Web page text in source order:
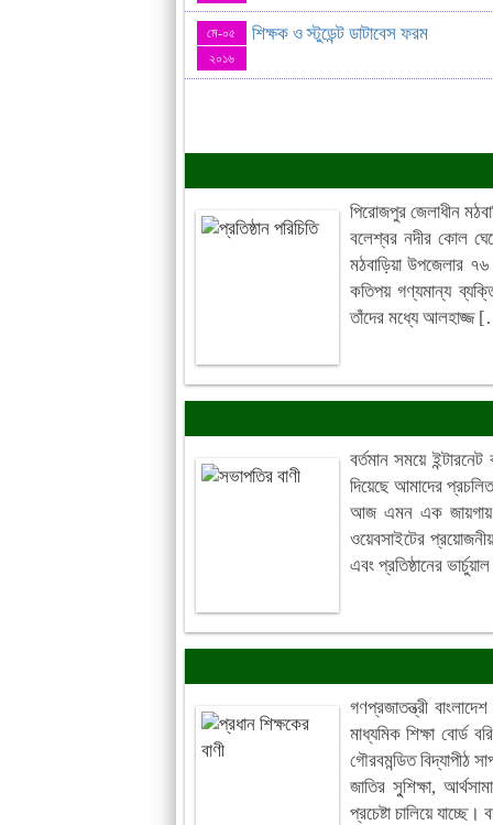
মে-০৫
২০১৬
শিক্ষক ও স্টুডেন্ট ডাটাবেস ফরম
পিরোজপুর জেলাধীন
বলেশ্বর নদীর কোল
মঠবাড়িয়া উপজেলার
কতিপয় গণ্যমান্য
তাঁদের মধ্যে আলহাজ্জ
বর্তমান সময়ে
দিয়েছে আমাদের
আজ এমন এক জায়গায়
ওয়েবসাইটের
এবং প্রতিষ্ঠানের
গণপ্রজাতন্ত্রী
মাধ্যমিক শিক্ষা বোর্ড
গৌরবমন্ডিত বিদ্যাপীঠ
জাতির সু্শিক্ষা,
প্রচেষ্টা চালিয়ে